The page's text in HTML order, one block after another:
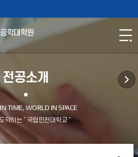
공학대학원
전공소개